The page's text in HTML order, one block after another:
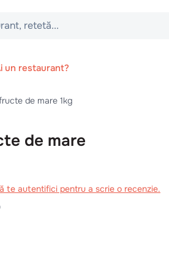
un restaurant?
de mare 1kg
de mare
te autentifici pentru a scrie o recenzie.